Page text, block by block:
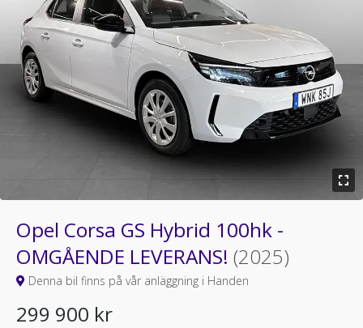
Opel Corsa GS Hybrid 100hk -
OMGÅENDE LEVERANS! (2025)
Denna bil finns på vår anläggning i Handen
299 900 kr